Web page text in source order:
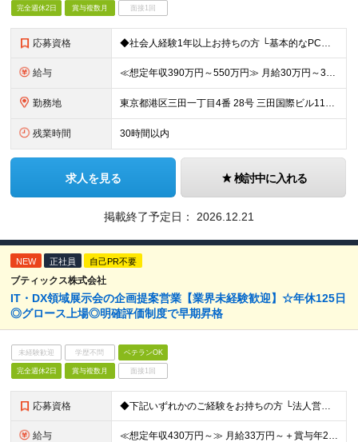
完全週休2日 賞与複数月 面接1回
応募資格 ◆社会人経験1年以上お持ちの方 └基本的なPCスキル｜タッチタイピング） └Excelスキル（四則演算・関数の活用など初級～中級レベル） └ビジネスメールの作成スキル ◆学歴不問
給与 ≪想定年収390万円～550万円≫ 月給30万円～35万円＋賞与年2回（在籍条件あり）＋昇給年1回 ※上記は最低限の支給額です。経験・スキルに応じて検討します ※上記金額には固定残業代（月45時間分｜
勤務地 東京都港区三田一丁目4番 28号 三田国際ビル11階 （変更の範囲）上記を除く会社の定める勤務地
残業時間 30時間以内
求人を見る 検討中に入れる
掲載終了予定日： 2026.12.21
NEW 正社員 自己PR不要
ブティックス株式会社
IT・DX領域展示会の企画提案営業【業界未経験歓迎】☆年休125日
◎グロース上場◎明確評価制度で早期昇格
未経験歓迎 学歴不問 ベテランOK
完全週休2日 賞与複数月 面接1回
応募資格 ◆下記いずれかのご経験をお持ちの方 └法人営業（新規開拓）の経験 └個人営業（新規開拓）の経験 ※業界や商品・サービスのジャンルは不問 ◆大卒以上 【キャリアイメージ】 ▼入社1年目 営業（出展募集
給与 ≪想定年収430万円～≫ 月給33万円～＋賞与年2回（在籍条件あり）＋昇給年1回 ※上記は最低限の支給額です。経験・スキルに応じて検討します ※上記金額には固定残業代（月60時間分）を含みます。超過分